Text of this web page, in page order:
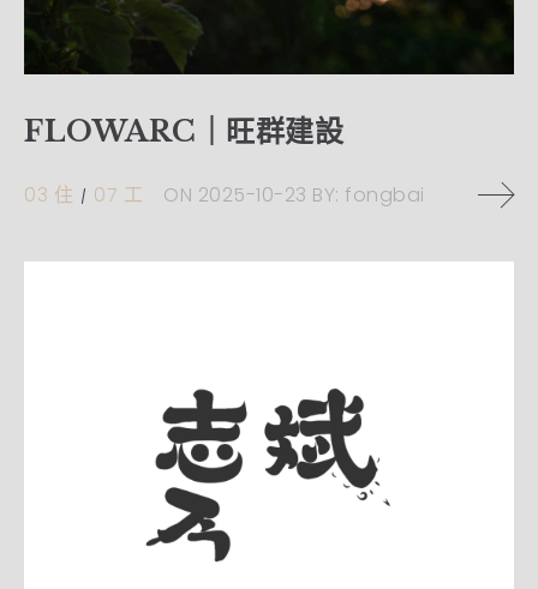
FLOWARC｜旺群建設
03 住 07 工 ON 2025-10-23 BY: fongbai